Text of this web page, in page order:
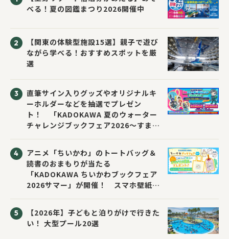
べる！夏の図鑑まつり2026開催中
【関東の体験型施設15選】親子で遊び
ながら学べる！おすすめスポットを厳
選
直筆サイン入りグッズやオリジナルキ
ーホルダーなどを抽選でプレゼン
ト！ 「KADOKAWA 夏のウォーター
チャレンジブックフェア2026～すまな
アニメ「ちいかわ」のトートバッグ＆
読書のおまもりが当たる
「KADOKAWA ちいかわブックフェア
2026サマー」が開催！ スマホ壁紙は
【2026年】子どもと泊りがけで行きた
い！ 大型プール20選